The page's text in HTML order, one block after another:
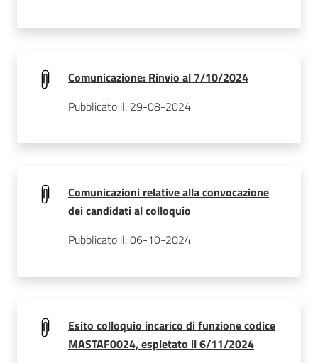
Comunicazione: Rinvio al 7/10/2024
Pubblicato il: 29-08-2024
Comunicazioni relative alla convocazione
dei candidati al colloquio
Pubblicato il: 06-10-2024
Esito colloquio incarico di funzione codice
MASTAF0024, espletato il 6/11/2024